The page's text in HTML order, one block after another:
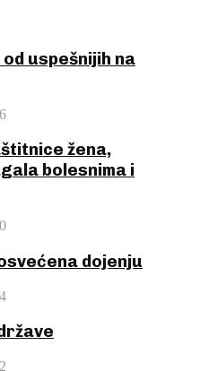
uspešnijih na
žena,
bolesnima i
dojenju